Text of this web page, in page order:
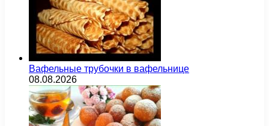
Вафельные трубочки в вафельнице
08.08.2026